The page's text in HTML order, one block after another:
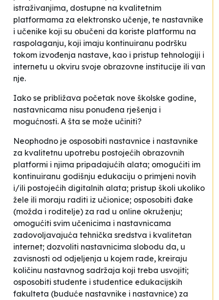
istraživanjima, dostupne na kvalitetnim
platformama za elektronsko učenje, te nastavnike
i učenike koji su obučeni da koriste platformu na
raspolaganju, koji imaju kontinuiranu podršku
tokom izvođenja nastave, kao i pristup tehnologiji i
internetu u okviru svoje obrazovne institucije ili van
nje.
Iako se približava početak nove školske godine,
nastavnicama nisu ponuđena rješenja i
mogućnosti. A šta se može učiniti?
Neophodno je osposobiti nastavnice i nastavnike
za kvalitetnu upotrebu postojećih obrazovnih
platformi i njima pripadajućih alata; omogućiti im
kontinuiranu godišnju edukaciju o primjeni novih
i/ili postojećih digitalnih alata; pristup školi ukoliko
žele ili moraju raditi iz učionice; osposobiti đake
(možda i roditelje) za rad u online okruženju;
omogućiti svim učenicima i nastavnicama
zadovoljavajuća tehnička sredstva i kvalitetan
internet; dozvoliti nastavnicima slobodu da, u
zavisnosti od odjeljenja u kojem rade, kreiraju
količinu nastavnog sadržaja koji treba usvojiti;
osposobiti studente i studentice edukacijskih
fakulteta (buduće nastavnike i nastavnice) za